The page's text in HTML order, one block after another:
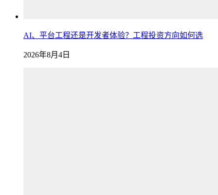
AI、平台工程还是开发者体验？工程投资方向如何选
2026年8月4日